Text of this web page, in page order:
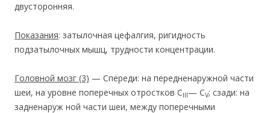
двусторонняя.
Показания: затылочная цефалгия, ригидность
подзатылочных мышц, трудности концентрации.
Головной мозг (3) — Спереди: на передненаружной части
шеи, на уровне поперечных отростков CIII— CV; сзади: на
задненаруж ной части шеи, между поперечными